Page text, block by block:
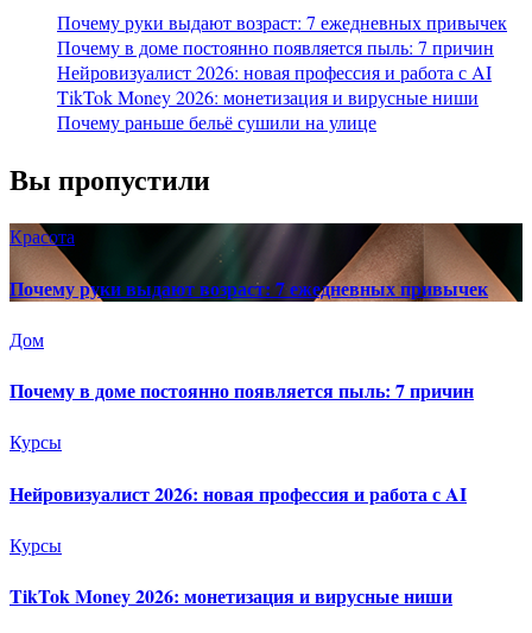
Почему руки выдают возраст: 7 ежедневных привычек
Почему в доме постоянно появляется пыль: 7 причин
Нейровизуалист 2026: новая профессия и работа с AI
TikTok Money 2026: монетизация и вирусные ниши
Почему раньше бельё сушили на улице
Вы пропустили
Красота
Почему руки выдают возраст: 7 ежедневных привычек
Дом
Почему в доме постоянно появляется пыль: 7 причин
Курсы
Нейровизуалист 2026: новая профессия и работа с AI
Курсы
TikTok Money 2026: монетизация и вирусные ниши